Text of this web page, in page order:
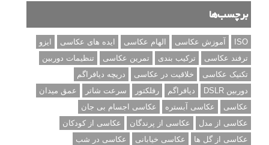
برچسب‌ها
ISO آموزش عکاسی الهام عکاسی ایده های عکاسی
ایزو
ترفند عکاسی
ترکیب بندی تمرین عکاسی
تنظیمات دوربین
تکنیک عکاسی
خلاقیت در عکاسی
دریچه دیافراگم
دوربین DSLR
دیافراگم رفلکتور سرعت شاتر
عمق میدان
عکاسی
عکاسی آبستره
عکاسی اجسام بی جان
عکاسی از مدل
عکاسی از پرندگان
عکاسی از کودکان
عکاسی از گل ها
عکاسی خیابانی
عکاسی در شب